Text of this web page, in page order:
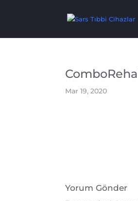
Mar 19, 2020
Yorum Gönder